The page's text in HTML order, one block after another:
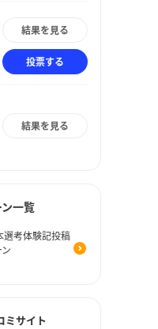
結果を見る
投票する
結果を見る
一覧
選考体験記投稿
ミサイト